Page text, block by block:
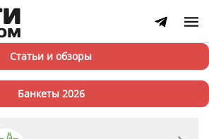
Статьи и обзоры
Банкеты 2026